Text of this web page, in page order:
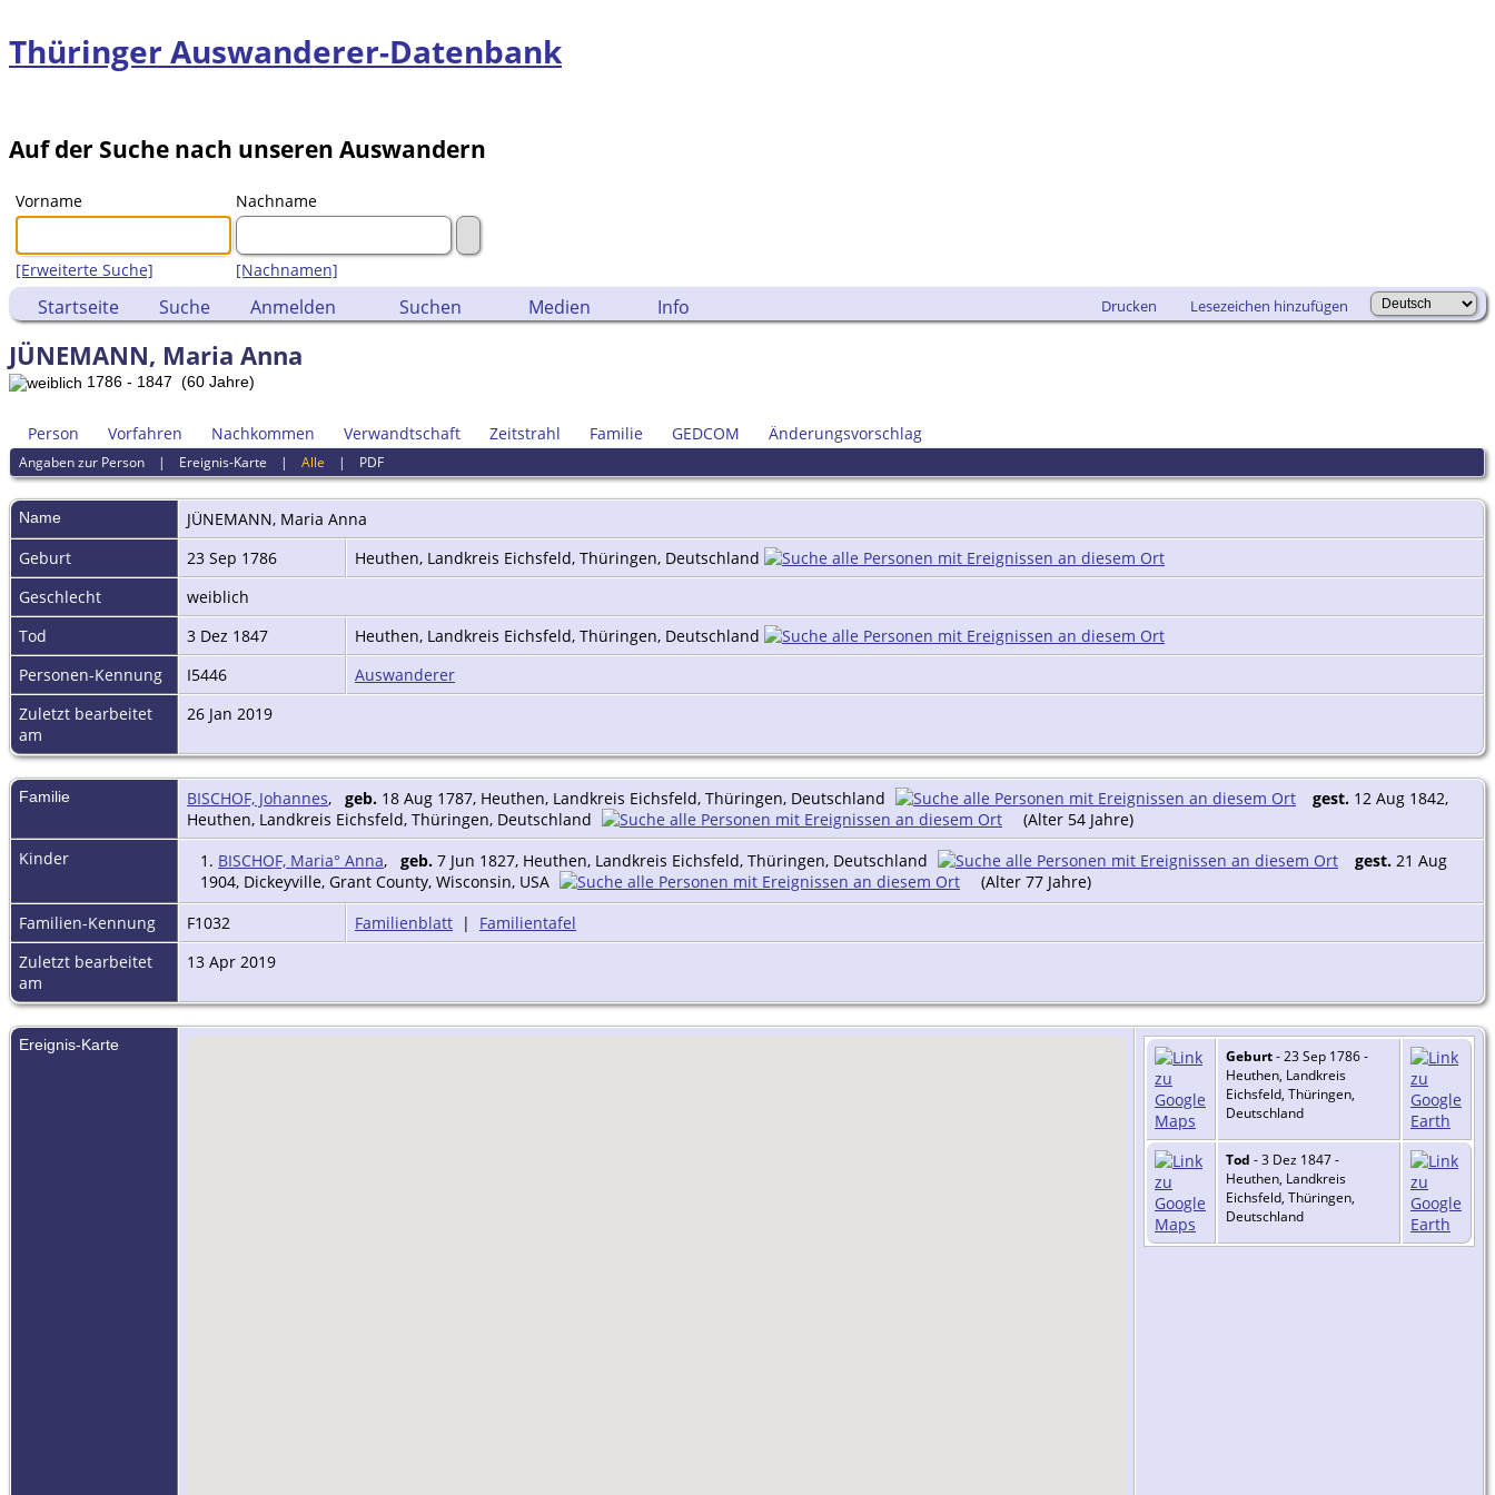
Thüringer Auswanderer-Datenbank
Auf der Suche nach unseren Auswandern
Vorname Nachname
[Erweiterte Suche] [Nachnamen]
Startseite Suche Anmelden Suchen Medien Info Drucken Lesezeichen hinzufügen
JÜNEMANN, Maria Anna
1786 - 1847 (60 Jahre)
Person Vorfahren Nachkommen Verwandtschaft Zeitstrahl Familie GEDCOM Änderungsvorschlag
Angaben zur Person | Ereignis-Karte |Alle | PDF
Name JÜNEMANN, Maria Anna
Geburt
23 Sep 1786
Heuthen, Landkreis Eichsfeld, Thüringen, Deutschland
Geschlecht
weiblich
Tod
3 Dez 1847
Heuthen, Landkreis Eichsfeld, Thüringen, Deutschland
Personen-Kennung
I5446
Auswanderer
Zuletzt bearbeitet
am
26 Jan 2019
Familie BISCHOF, Johannes, geb. 18 Aug 1787, Heuthen, Landkreis Eichsfeld, Thüringen, Deutschland gest. 12 Aug 1842,
Heuthen, Landkreis Eichsfeld, Thüringen, Deutschland
(Alter 54 Jahre)
Kinder
1. BISCHOF, Maria° Anna, geb. 7 Jun 1827, Heuthen, Landkreis Eichsfeld, Thüringen, Deutschland gest. 21 Aug
1904, Dickeyville, Grant County, Wisconsin, USA
(Alter 77 Jahre)
Familien-Kennung
F1032 Familienblatt | Familientafel
Zuletzt bearbeitet
am
13 Apr 2019
Ereignis-Karte
Geburt- 23 Sep 1786 -
Heuthen, Landkreis
Eichsfeld, Thüringen,
Deutschland
Tod - 3 Dez 1847 -
Heuthen, Landkreis
Eichsfeld, Thüringen,
Deutschland